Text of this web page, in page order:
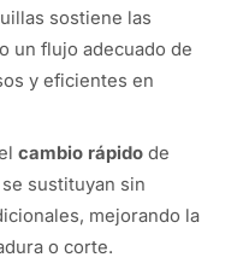
sostiene las
un flujo adecuado de
y eficientes en
cambio rápido de
sustituyan sin
mejorando la
o corte.